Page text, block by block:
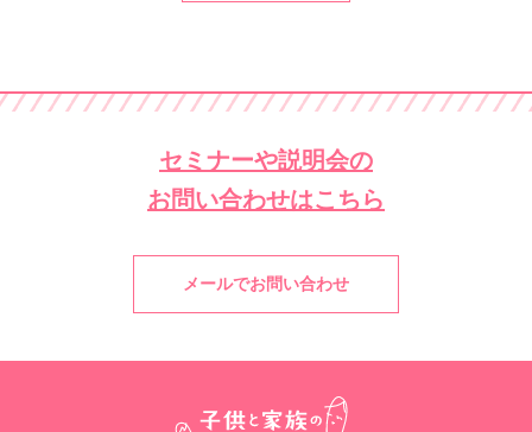
セミナーや説明会の
お問い合わせはこちら
メールでお問い合わせ